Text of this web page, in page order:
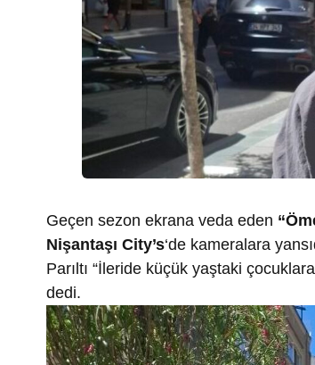
Geçen sezon ekrana veda eden
Nişantaşı City’s‘de kameralara
Parıltı “İleride küçük yaştaki
dedi.